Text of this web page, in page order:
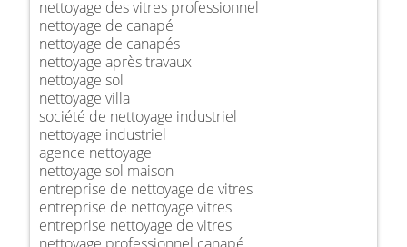
nettoyage des vitres professionnel
nettoyage de canapé
nettoyage de canapés
nettoyage après travaux
nettoyage sol
nettoyage villa
société de nettoyage industriel
nettoyage industriel
agence nettoyage
nettoyage sol maison
entreprise de nettoyage de vitres
entreprise de nettoyage vitres
entreprise nettoyage de vitres
nettoyage professionnel canapé